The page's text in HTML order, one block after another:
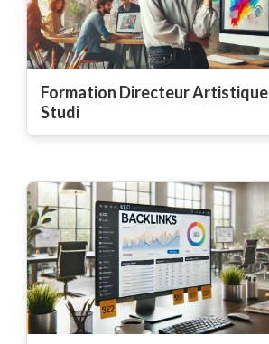
Formation Directeur Artistique
Studi